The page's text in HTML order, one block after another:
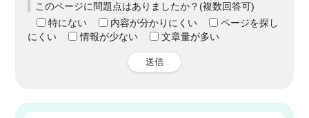
このページに問題点はありましたか？(複数回答可)
特にない
内容が分かりにくい
ページを探し
にくい
情報が少ない 文章量が多い
送信